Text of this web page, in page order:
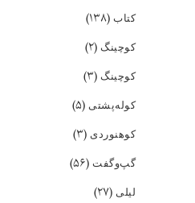
کتاب (۱۳۸)
کوچینگ (۲)
کوچینگ (۳)
کوله‌پشتی (۵)
کوهنوردی (۳)
گپ‌و‌گفت (۵۶)
لیلی (۲۷)